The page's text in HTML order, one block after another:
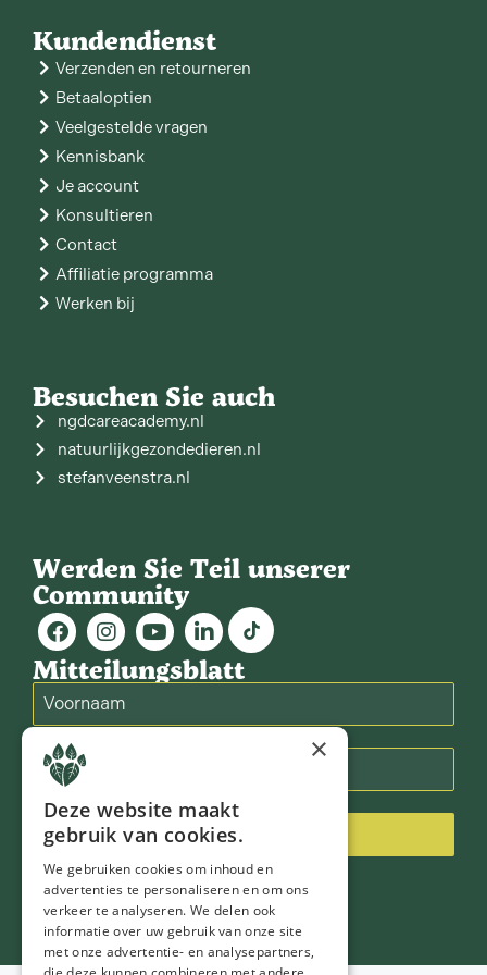
Kundendienst
Verzenden en retourneren
Betaaloptien
Veelgestelde vragen
Kennisbank
Je account
Konsultieren
Contact
Affiliatie programma
Werken bij
Besuchen Sie auch
ngdcareacademy.nl
natuurlijkgezondedieren.nl
stefanveenstra.nl
Werden Sie Teil unserer
Community
Mitteilungsblatt
Inschrijven
×
Deze website maakt
gebruik van cookies.
We gebruiken cookies om inhoud en
advertenties te personaliseren en om ons
verkeer te analyseren. We delen ook
informatie over uw gebruik van onze site
met onze advertentie- en analysepartners,